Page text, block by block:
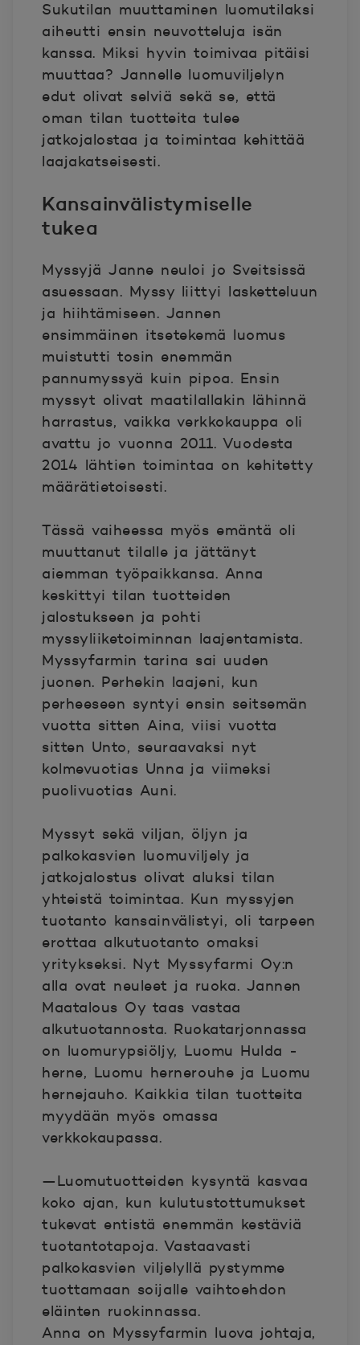
Sukutilan muuttaminen luomutilaksi
aiheutti ensin neuvotteluja isän
kanssa. Miksi hyvin toimivaa pitäisi
muuttaa? Jannelle luomuviljelyn
edut olivat selviä sekä se, että
oman tilan tuotteita tulee
jatkojalostaa ja toimintaa kehittää
laajakatseisesti.
Kansainvälistymiselle
tukea
Myssyjä Janne neuloi jo Sveitsissä
asuessaan. Myssy liittyi lasketteluun
ja hiihtämiseen. Jannen
ensimmäinen itsetekemä luomus
muistutti tosin enemmän
pannumyssyä kuin pipoa. Ensin
myssyt olivat maatilallakin lähinnä
harrastus, vaikka verkkokauppa oli
avattu jo vuonna 2011. Vuodesta
2014 lähtien toimintaa on kehitetty
määrätietoisesti.
Tässä vaiheessa myös emäntä oli
muuttanut tilalle ja jättänyt
aiemman työpaikkansa. Anna
keskittyi tilan tuotteiden
jalostukseen ja pohti
myssyliiketoiminnan laajentamista.
Myssyfarmin tarina sai uuden
juonen. Perhekin laajeni, kun
perheeseen syntyi ensin seitsemän
vuotta sitten Aina, viisi vuotta
sitten Unto, seuraavaksi nyt
kolmevuotias Unna ja viimeksi
puolivuotias Auni.
Myssyt sekä viljan, öljyn ja
palkokasvien luomuviljely ja
jatkojalostus olivat aluksi tilan
yhteistä toimintaa. Kun myssyjen
tuotanto kansainvälistyi, oli tarpeen
erottaa alkutuotanto omaksi
yritykseksi. Nyt Myssyfarmi Oy:n
alla ovat neuleet ja ruoka. Jannen
Maatalous Oy taas vastaa
alkutuotannosta. Ruokatarjonnassa
on luomurypsiöljy, Luomu Hulda -
herne, Luomu hernerouhe ja Luomu
hernejauho. Kaikkia tilan tuotteita
myydään myös omassa
verkkokaupassa.
—Luomutuotteiden kysyntä kasvaa
koko ajan, kun kulutustottumukset
tukevat entistä enemmän kestäviä
tuotantotapoja. Vastaavasti
palkokasvien viljelyllä pystymme
tuottamaan soijalle vaihtoehdon
eläinten ruokinnassa.
Anna on Myssyfarmin luova johtaja,